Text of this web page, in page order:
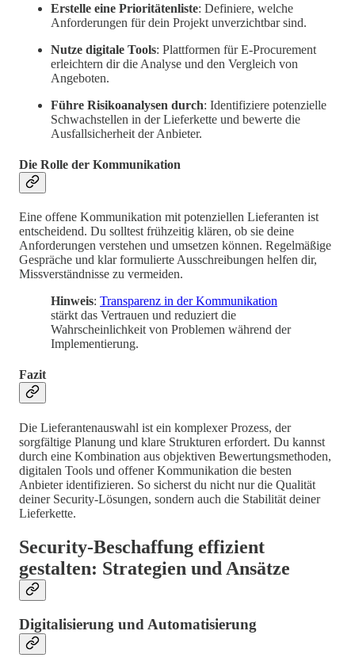
Erstelle eine Prioritätenliste: Definiere, welche
Anforderungen für dein Projekt unverzichtbar sind.
Nutze digitale Tools: Plattformen für E-Procurement
erleichtern dir die Analyse und den Vergleich von
Angeboten.
Führe Risikoanalysen durch: Identifiziere potenzielle
Schwachstellen in der Lieferkette und bewerte die
Ausfallsicherheit der Anbieter.
Die Rolle der Kommunikation
Eine offene Kommunikation mit potenziellen Lieferanten ist
entscheidend. Du solltest frühzeitig klären, ob sie deine
Anforderungen verstehen und umsetzen können. Regelmäßige
Gespräche und klar formulierte Ausschreibungen helfen dir,
Missverständnisse zu vermeiden.
Hinweis: Transparenz in der Kommunikation
stärkt das Vertrauen und reduziert die
Wahrscheinlichkeit von Problemen während der
Implementierung.
Fazit
Die Lieferantenauswahl ist ein komplexer Prozess, der
sorgfältige Planung und klare Strukturen erfordert. Du kannst
durch eine Kombination aus objektiven Bewertungsmethoden,
digitalen Tools und offener Kommunikation die besten
Anbieter identifizieren. So sicherst du nicht nur die Qualität
deiner Security-Lösungen, sondern auch die Stabilität deiner
Lieferkette.
Security-Beschaffung effizient
gestalten: Strategien und Ansätze
Digitalisierung und Automatisierung